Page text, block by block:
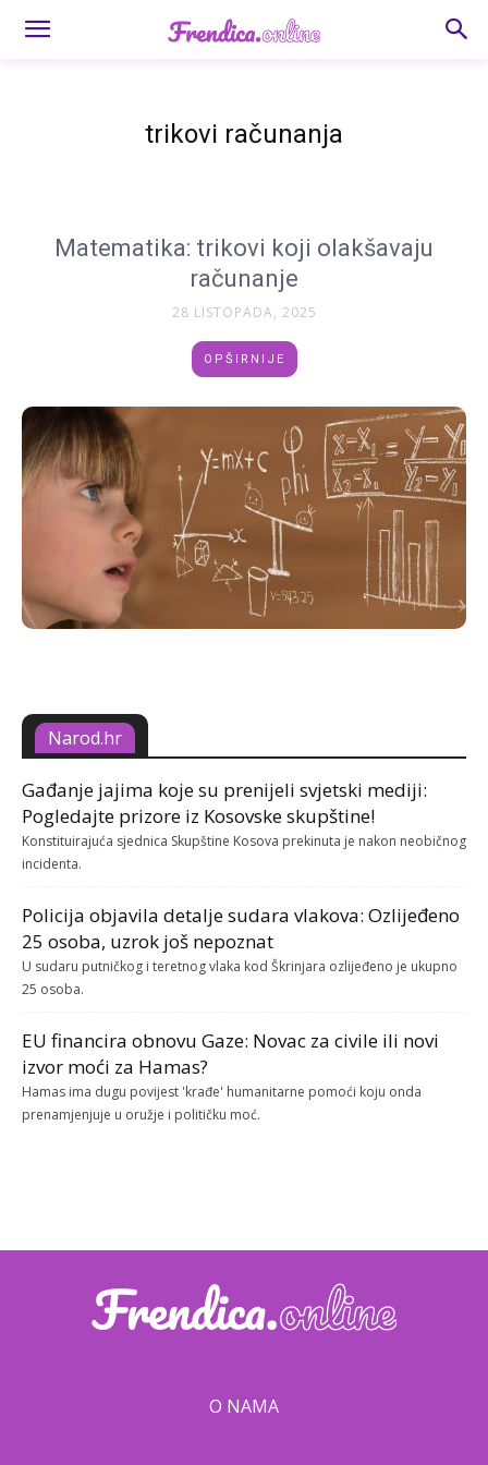
trikovi računanja
Matematika: trikovi koji olakšavaju
računanje
28 LISTOPADA, 2025
OPŠIRNIJE
Narod.hr
Gađanje jajima koje su prenijeli svjetski mediji:
Pogledajte prizore iz Kosovske skupštine!
Konstituirajuća sjednica Skupštine Kosova prekinuta je nakon neobičnog
incidenta.
Policija objavila detalje sudara vlakova: Ozlijeđeno
25 osoba, uzrok još nepoznat
U sudaru putničkog i teretnog vlaka kod Škrinjara ozlijeđeno je ukupno
25 osoba.
EU financira obnovu Gaze: Novac za civile ili novi
izvor moći za Hamas?
Hamas ima dugu povijest 'krađe' humanitarne pomoći koju onda
prenamjenjuje u oružje i političku moć.
O NAMA